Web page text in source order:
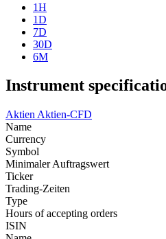
1H
1D
7D
30D
6M
Instrument
Aktien Aktien-CFD
Name
Currency
Symbol
Minimaler Auftragswert
Ticker
Trading-Zeiten
Type
Hours of accepting orders
ISIN